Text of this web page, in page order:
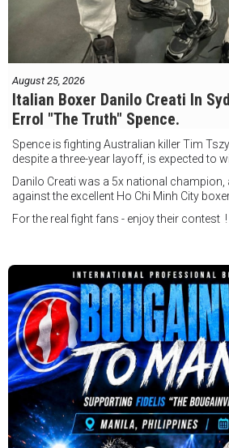
August 25, 2026
Italian Boxer Danilo Creati In
Errol "The Truth" Spence.
Spence is fighting Australian killer Tim
despite a three-year layoff, is expected to
Danilo Creati was a 5x national
against the excellent Ho Chi Minh City
For the real fight fans - enjoy their contest !